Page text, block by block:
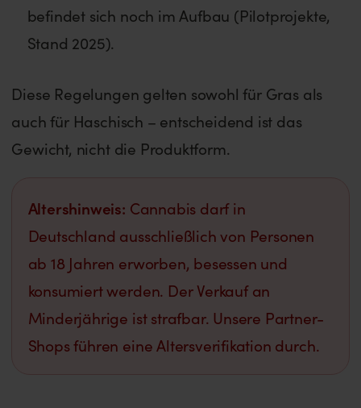
befindet sich noch im Aufbau (Pilotprojekte,
Stand 2025).
Diese Regelungen gelten sowohl für Gras als
auch für Haschisch – entscheidend ist das
Gewicht, nicht die Produktform.
Altershinweis: Cannabis darf in
Deutschland ausschließlich von Personen
ab 18 Jahren erworben, besessen und
konsumiert werden. Der Verkauf an
Minderjährige ist strafbar. Unsere Partner-
Shops führen eine Altersverifikation durch.